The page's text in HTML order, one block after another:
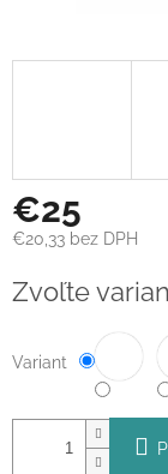
€25
€20,33 bez DPH
cena:
Zvoľte
Variant